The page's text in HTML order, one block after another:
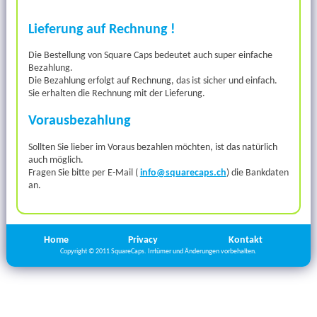
Lieferung auf Rechnung !
Die Bestellung von Square Caps bedeutet auch super einfache
Bezahlung.
Die Bezahlung erfolgt auf Rechnung, das ist sicher und einfach.
Sie erhalten die Rechnung mit der Lieferung.
Vorausbezahlung
Sollten Sie lieber im Voraus bezahlen möchten, ist das natürlich
auch möglich.
Fragen Sie bitte per E-Mail ( info@squarecaps.ch) die Bankdaten
an.
Home Privacy Kontakt
Copyright © 2011 SquareCaps. Irrtümer und Änderungen vorbehalten.